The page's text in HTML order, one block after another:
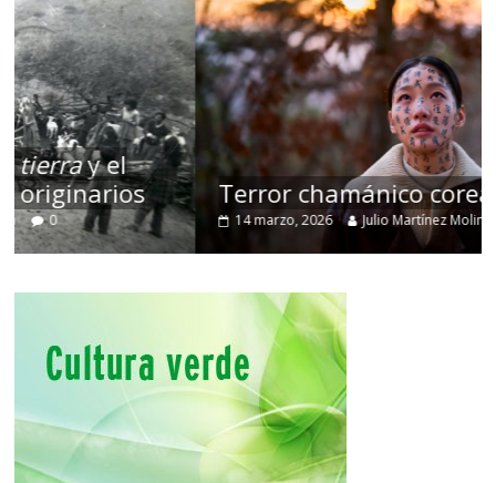
Terror chamánico coreano
14 marzo, 2026 Julio Martínez Molina 0